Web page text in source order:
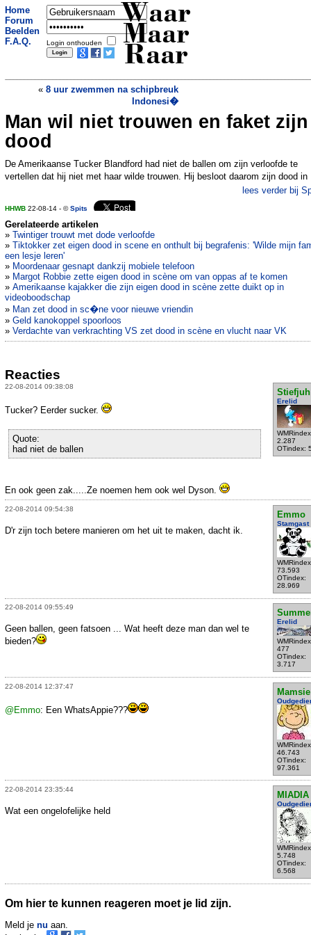
Home
Forum
Beelden
F.A.Q.
Login onthouden
Waar
Maar
Raar
« 8 uur zwemmen na schipbreuk
Indonesi�
Trucker redt mensen uit ontplofte auto»
Man wil niet trouwen en faket zijn
dood
De Amerikaanse Tucker Blandford had niet de ballen om zijn verloofde te
vertellen dat hij niet met haar wilde trouwen. Hij besloot daarom zijn dood in
lees verder bij
HHWB 22-08-14 - ©Spits
Gerelateerde artikelen
» Twintiger trouwt met dode verloofde
» Tiktokker zet eigen dood in scene en onthult bij begrafenis: 'Wilde mijn
een lesje leren'
» Moordenaar gesnapt dankzij mobiele telefoon
» Margot Robbie zette eigen dood in scène om van oppas af te komen
» Amerikaanse kajakker die zijn eigen dood in scène zette duikt op in
videoboodschap
» Man zet dood in sc�ne voor nieuwe vriendin
» Geld kanokoppel spoorloos
» Verdachte van verkrachting VS zet dood in scène en vlucht naar VK
Reacties
22-08-2014 09:38:08
Stiefjuh
Erelid
2.287
OTindex:
Tucker? Eerder sucker.
Quote:
had niet de ballen
En ook geen zak.....Ze noemen hem ook wel Dyson.
22-08-2014 09:54:38
Emmo
Stamgast
73.593
OTindex:
28.969
D'r zijn toch betere manieren om het uit te maken, dacht ik.
22-08-2014 09:55:49
Erelid
477
OTindex:
3.717
Geen ballen, geen fatsoen ... Wat heeft deze man dan wel te
bieden?
22-08-2014 12:37:47
Mamsie
46.743
OTindex:
97.361
@Emmo: Een WhatsAppie???
22-08-2014 23:35:44
MIADIA
5.748
OTindex:
6.568
Wat een ongelofelijke held
Om hier te kunnen reageren moet je lid zijn.
Meld je nu aan.